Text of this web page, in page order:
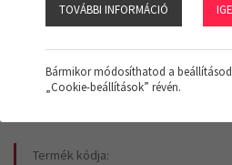
LEMEZ -
1.170 Ft +Áfa
Termék kódja:
TOVÁBBI INFORMÁCIÓ
Bármikor módosíthatod a
„Cookie-beállítások” révén.